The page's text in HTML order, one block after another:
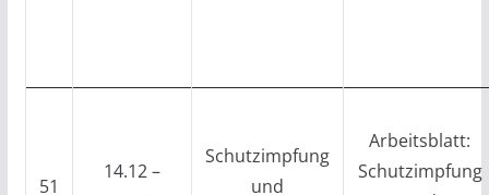
51
14.12 –
Schutzimpfung
und
Arbeitsblatt:
Schutzimpfung